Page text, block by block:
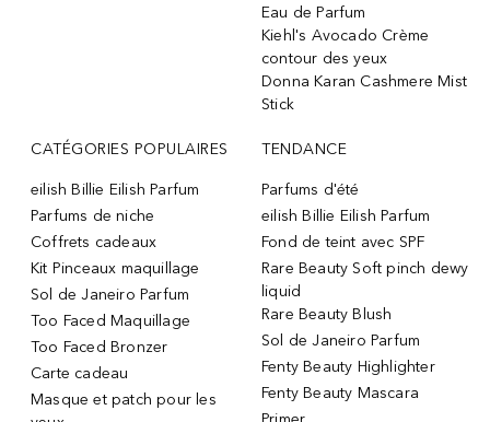
Eau de Parfum
Kiehl's Avocado Crème
contour des yeux
Donna Karan Cashmere Mist
Stick
CATÉGORIES POPULAIRES
eilish Billie Eilish Parfum
Parfums de niche
Coffrets cadeaux
Kit Pinceaux maquillage
Sol de Janeiro Parfum
Too Faced Maquillage
Too Faced Bronzer
Carte cadeau
Masque et patch pour les
TENDANCE
Parfums d'été
eilish Billie Eilish Parfum
Fond de teint avec SPF
Rare Beauty Soft pinch dewy
liquid
Rare Beauty Blush
Sol de Janeiro Parfum
Fenty Beauty Highlighter
Fenty Beauty Mascara